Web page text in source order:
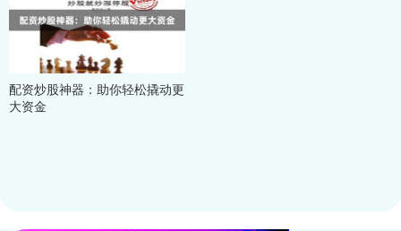
配资炒股神器：助你轻松撬动更
大资金